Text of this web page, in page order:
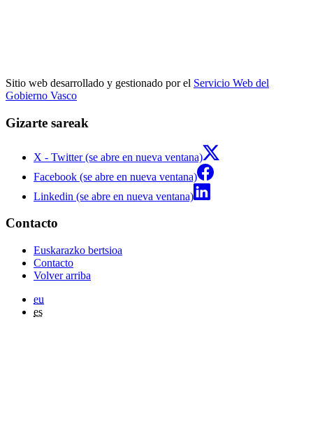
Sitio web desarrollado y gestionado por el Servicio Web del
Gobierno Vasco
Gizarte sareak
X - Twitter (se abre en nueva ventana)
Facebook (se abre en nueva ventana)
Linkedin (se abre en nueva ventana)
Contacto
Euskarazko bertsioa
Contacto
Volver arriba
eu
es